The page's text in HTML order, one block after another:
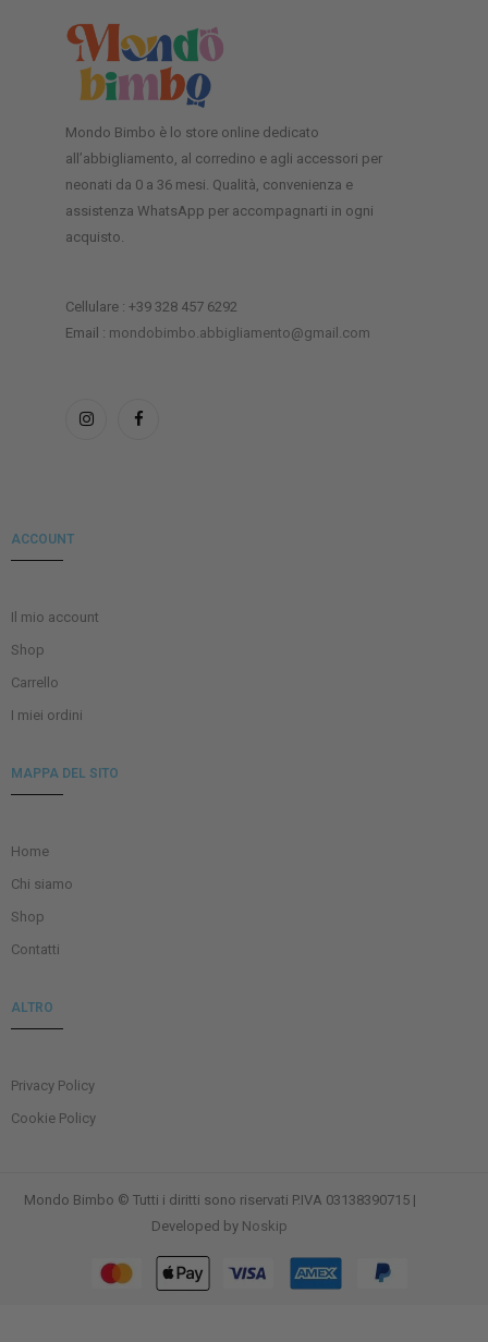
Mondo Bimbo è lo store online dedicato
all’abbigliamento, al corredino e agli accessori per
neonati da 0 a 36 mesi. Qualità, convenienza e
assistenza WhatsApp per accompagnarti in ogni
acquisto.
Cellulare : +39 328 457 6292
Email : mondobimbo.abbigliamento@gmail.com
ACCOUNT
Il mio account
Shop
Carrello
I miei ordini
MAPPA DEL SITO
Home
Chi siamo
Shop
Contatti
ALTRO
Privacy Policy
Cookie Policy
Mondo Bimbo © Tutti i diritti sono riservati P.IVA 03138390715 |
Developed by Noskip